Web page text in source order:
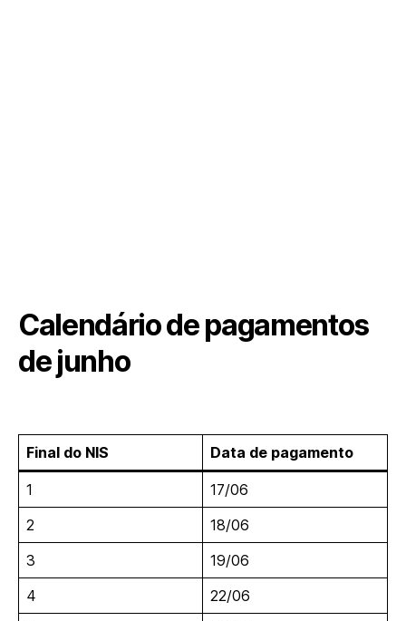
Calendário de pagamentos
de junho
Final do NIS Data de pagamento
1
17/06
2
18/06
3
19/06
4
22/06